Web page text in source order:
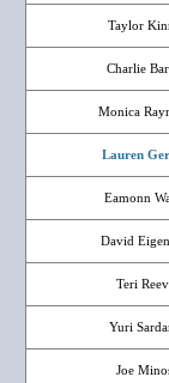
Taylor
Charlie
Monica
Lauren
Eamonn
David
Teri
Yuri
Joe